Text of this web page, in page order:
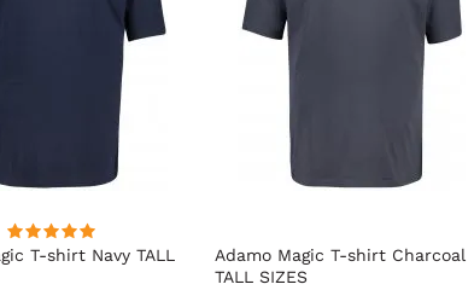
T-shirt Navy TALL
Adamo Magic T-shirt Charcoal
TALL SIZES